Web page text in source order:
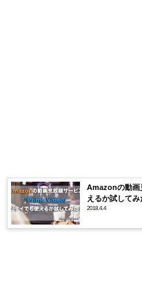
Amazonの動画
えるか試してみ
2018.4.4